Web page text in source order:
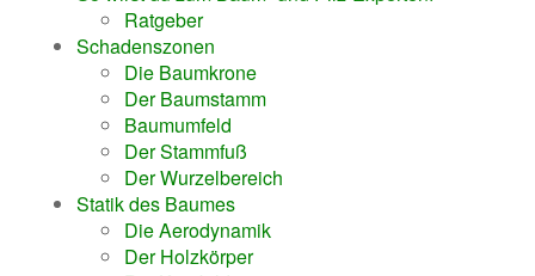
Ratgeber
Schadenszonen
Die Baumkrone
Der Baumstamm
Baumumfeld
Der Stammfuß
Der Wurzelbereich
Statik des Baumes
Die Aerodynamik
Der Holzkörper